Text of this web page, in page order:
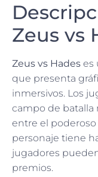
Zeus vs
Zeus vs Hades es
que presenta
inmersivos. Los
campo de
entre el poderoso
personaje tiene
jugadores
premios.